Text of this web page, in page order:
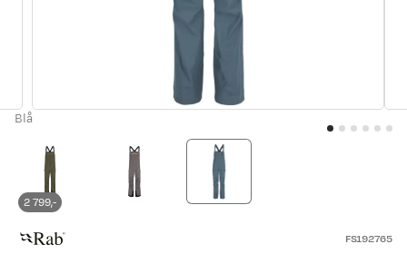
Blå
2 799,-
FS192765